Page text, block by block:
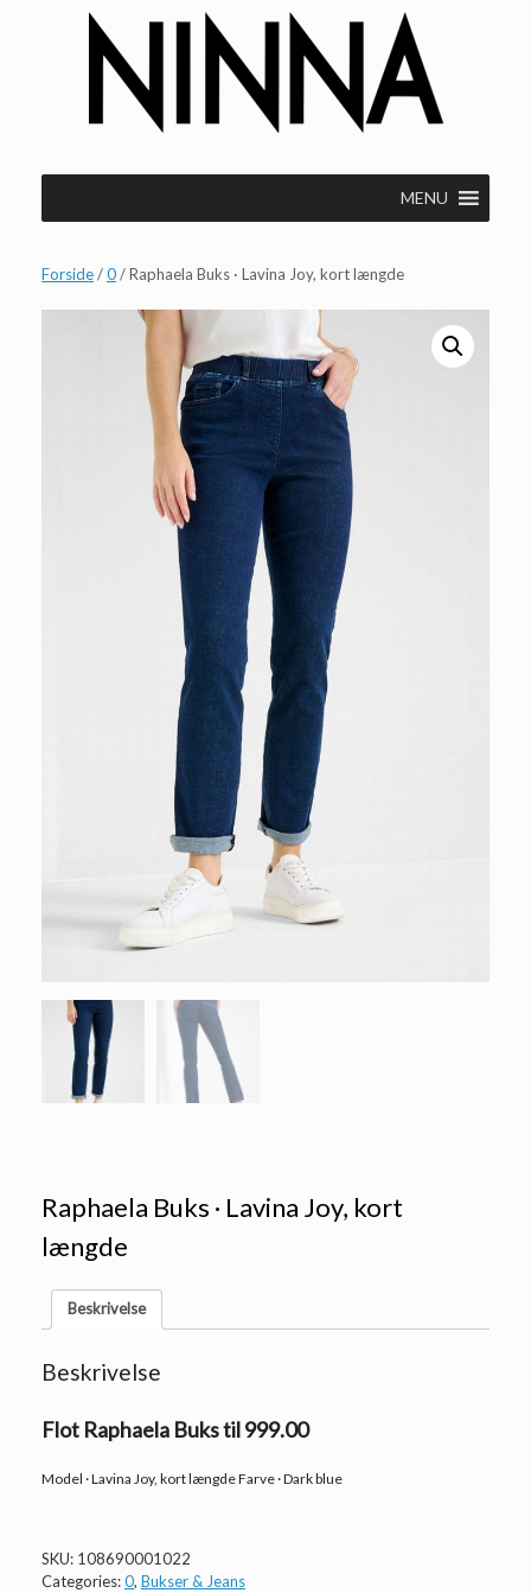
MENU
Forside/0/ Raphaela Buks · Lavina Joy, kort længde
Raphaela Buks · Lavina Joy, kort
længde
Beskrivelse
Beskrivelse
Flot Raphaela Buks til 999.00
Model · Lavina Joy, kort længde Farve · Dark blue
SKU: 108690001022
Categories:0, Bukser & Jeans